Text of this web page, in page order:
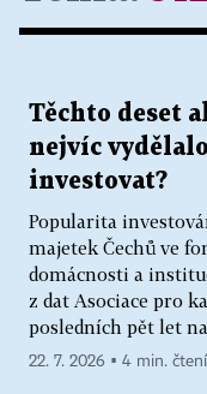
Těchto deset
nejvíc
investovat?
Popularita
majetek Čechů ve
domácnosti a
z dat Asociace pro
posledních pět let
22. 7. 2026 ▪ 4 min. čtení